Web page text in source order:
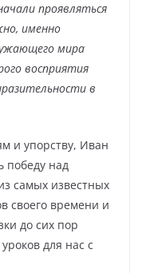
проявляться
именно
мира
восприятия
в
и упорству, Иван
победу над
самых известных
своего времени и
до сих пор
для нас с